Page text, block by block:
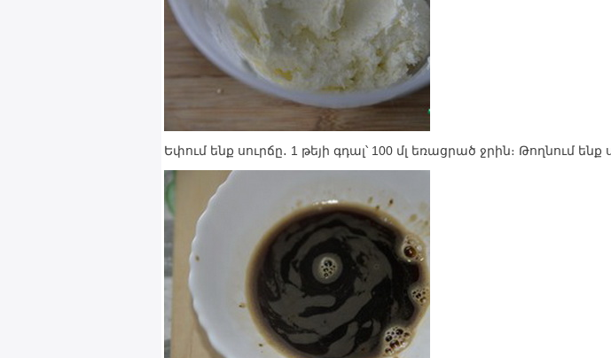
Եփում ենք սուրճը․ 1 թեյի գդալ՝ 100 մլ եռացրած ջրին։ Թողնում ենք